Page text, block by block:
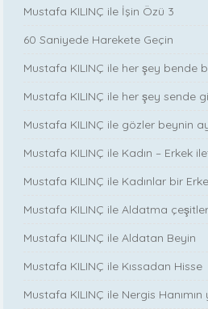
Mustafa KILINÇ ile İşin Özü 3
60 Saniyede Harekete Geçin
Mustafa KILINÇ ile her şey bende
Mustafa KILINÇ ile her şey sende
Mustafa KILINÇ ile gözler beynin
Mustafa KILINÇ ile Kadın – Erkek
Mustafa KILINÇ ile Kadınlar bir
Mustafa KILINÇ ile Aldatma
Mustafa KILINÇ ile Aldatan Beyin
Mustafa KILINÇ ile Kıssadan Hisse
Mustafa KILINÇ ile Nergis